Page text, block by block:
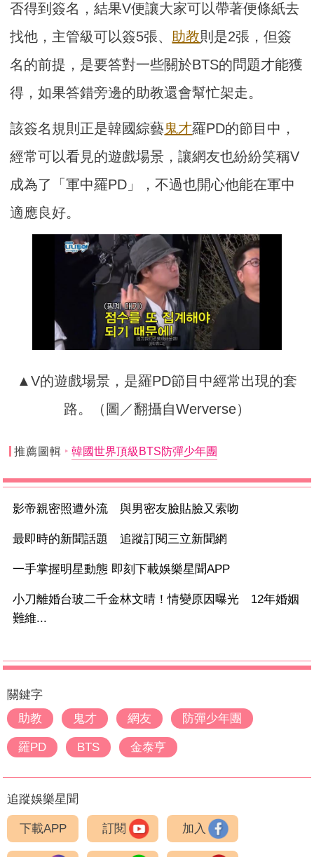
否得到簽名，結果V便讓大家可以帶著便條紙去
找他，主管級可以簽5張、
助教則是2張，但簽
名的前提，是要答對一些關於BTS的問題才能獲
得，如果答錯旁邊的助教還會幫忙架走。
該簽名規則正是韓國綜藝鬼才羅PD的節目中，
經常可以看見的遊戲場景，讓網友也紛紛笑稱V
成為了「軍中羅PD」，不過也開心他能在軍中
適應良好。
▲V的遊戲場景，是羅PD節目中經常出現的套
路。（圖／翻攝自Werverse）
推薦圖輯 韓國世界頂級BTS防彈少年團
影帝親密照遭外流 與男密友臉貼臉又索吻
最即時的新聞話題 追蹤訂閱三立新聞網
一手掌握明星動態 即刻下載娛樂星聞APP
小刀離婚台玻二千金林文晴！情變原因曝光 12年婚姻
難維...
關鍵字
助教
鬼才 網友 防彈少年團
羅PD BTS 金泰亨
追蹤娛樂星聞
下載APP 訂閱 加入